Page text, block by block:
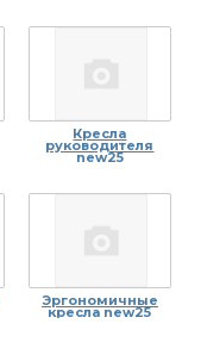
Кресла
руководителя
new25
Эргономичные
кресла new25